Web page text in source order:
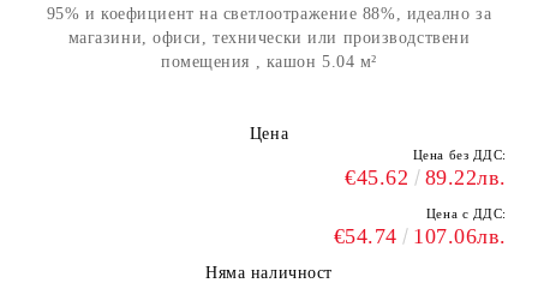
95% и коефициент на светлоотражение 88%, идеално за
магазини, офиси, технически или производствени
помещения , кашон 5.04 м²
Цена
Цена без ДДС:
€45.62 89.22лв.
Цена с ДДС:
€54.74 107.06лв.
Няма наличност